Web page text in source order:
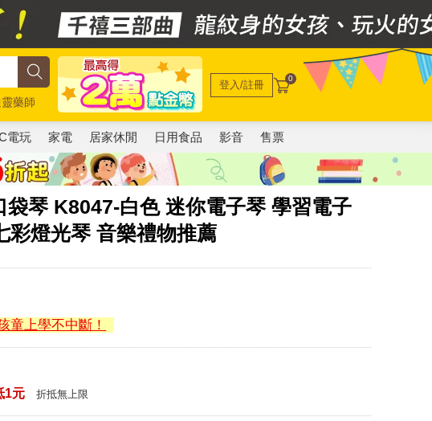
藥師
登入/註冊 0
電玩 家電 居家休閒 日用食品 影音 售票
袋琴 K8047-白色 迷你電子琴 學習電子
彩燈光琴 音樂禮物推薦
童上學不中斷！
1元 折抵無上限